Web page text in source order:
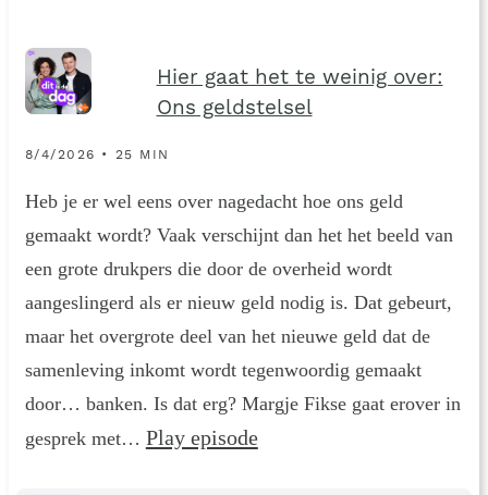
Hier gaat het te weinig over:
Ons geldstelsel
8/4/2026 • 25 MIN
Heb je er wel eens over nagedacht hoe ons geld
gemaakt wordt? Vaak verschijnt dan het het beeld van
een grote drukpers die door de overheid wordt
aangeslingerd als er nieuw geld nodig is. Dat gebeurt,
maar het overgrote deel van het nieuwe geld dat de
samenleving inkomt wordt tegenwoordig gemaakt
door… banken. Is dat erg? Margje Fikse gaat erover in
gesprek met… Play episode